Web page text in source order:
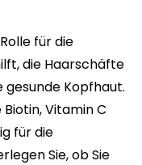
für die
die Haarschäfte
Kopfhaut.
Vitamin C
für die
Sie, ob Sie